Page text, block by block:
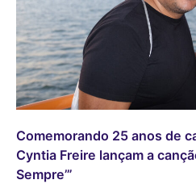
Comemorando 25 anos de
Cyntia Freire lançam a
Sempre’”